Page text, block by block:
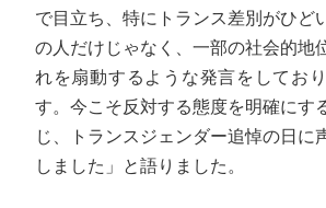
で目立ち、特にトランス差別がひど
の人だけじゃなく、一部の社会的地
れを扇動するような発言をしてお
す。今こそ反対する態度を明確にす
じ、トランスジェンダー追悼の日に
しました」と語りました。